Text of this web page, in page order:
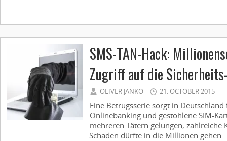
SMS-TAN-Hack:
Zugriff auf die
OLIVER JANKO 21. OCTOBER 2015
Eine Betrugsserie sorgt in
Onlinebanking und gestohlene SIM-
mehreren Tätern gelungen, zahlreiche
Schaden dürfte in die Millionen gehen